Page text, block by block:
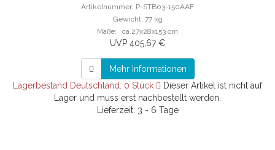
Artikelnummer: P-STB03-150AAF
Gewicht: 77 kg
Maße: ca.27x28x153 cm
UVP 405,67 €
Mehr Informationen
Lagerbestand Deutschland: 0 Stück
Dieser Artikel ist nicht auf
Lager und muss erst nachbestellt werden.
Lieferzeit: 3 - 6 Tage